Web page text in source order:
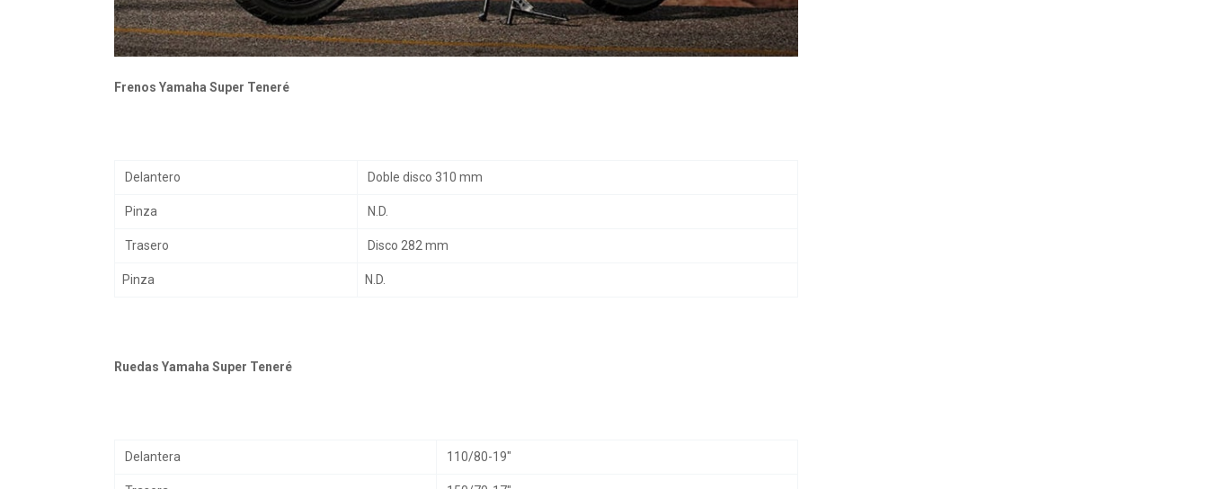
Frenos Yamaha Super Teneré
Delantero Doble disco 310 mm
Pinza N.D.
Trasero Disco 282 mm
Pinza N.D.
Ruedas Yamaha Super Teneré
Delantera 110/80-19″